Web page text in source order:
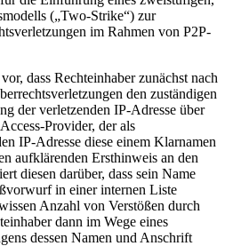
(„Two-Strike“) zur
im Rahmen von P2P-
dass Rechteinhaber zunächst nach
den zuständigen
der verletzenden IP-Adresse über
Provider, der als
IP-Adresse diese einem Klarnamen
aufklärenden Ersthinweis an den
diesen darüber, dass sein Name
in einer internen Liste
Anzahl von Verstößen durch
dann im Wege eines
dessen Namen und Anschrift